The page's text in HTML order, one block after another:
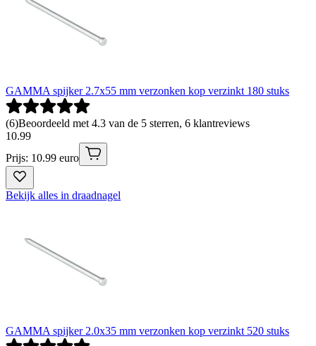
GAMMA spijker 2.7x55 mm verzonken kop verzinkt 180 stuks
(6)Beoordeeld met 4.3 van de 5 sterren, 6 klantreviews
10.99
Prijs: 10.99 euro
Bekijk alles in draadnagel
GAMMA spijker 2.0x35 mm verzonken kop verzinkt 520 stuks